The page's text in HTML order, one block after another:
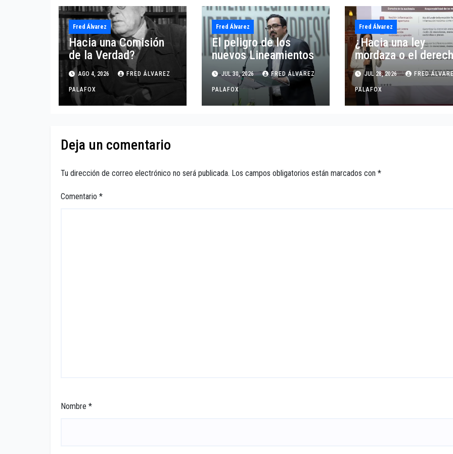
Fred Álvarez
Hacia una Comisión
de la Verdad?
AGO 4, 2026 FRED ÁLVAREZ
PALAFOX
Fred Álvarez
El peligro de los
nuevos Lineamientos
JUL 30, 2026 FRED ÁLVAREZ
PALAFOX
Fred Álvarez
¿Hacia una ley
mordaza o el
de las audiencias?
JUL 28, 2026 FRED
PALAFOX
Deja un comentario
Tu dirección de correo electrónico no será publicada. Los campos obligatorios están marcados con *
Comentario *
Nombre *